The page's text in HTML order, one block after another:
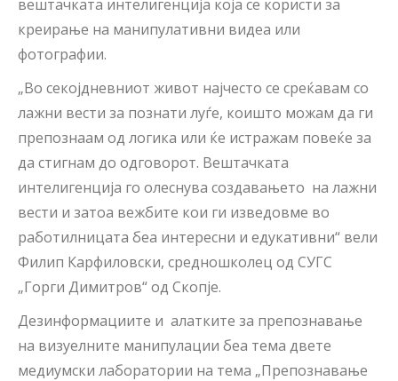
вештачката интелигенција која се користи за
креирање на манипулативни видеа или
фотографии.
„Во секојдневниот живот најчесто се среќавам со
лажни вести за познати луѓе, коишто можам да ги
препознаам од логика или ќе истражам повеќе за
да стигнам до одговорот. Вештачката
интелигенција го олеснува создавањето на лажни
вести и затоа вежбите кои ги изведовме во
работилницата беа интересни и едукативни“ вели
Филип Карфиловски, средношколец од СУГС
„Горги Димитров“ од Скопје.
Дезинформациите и алатките за препознавање
на визуелните манипулации беа тема двете
медиумски лаборатории на тема „Препознавање